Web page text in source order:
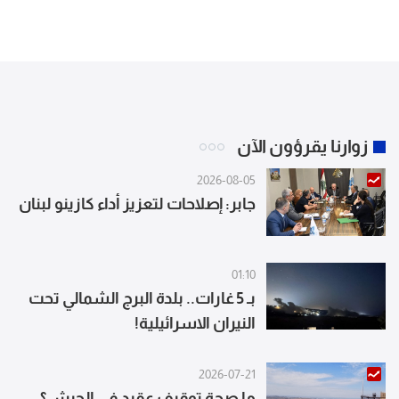
زوارنا يقرؤون الآن
2026-08-05
جابر: إصلاحات لتعزيز أداء كازينو لبنان
01:10
بـ 5 غارات.. بلدة البرج الشمالي تحت
النيران الاسرائيلية!
2026-07-21